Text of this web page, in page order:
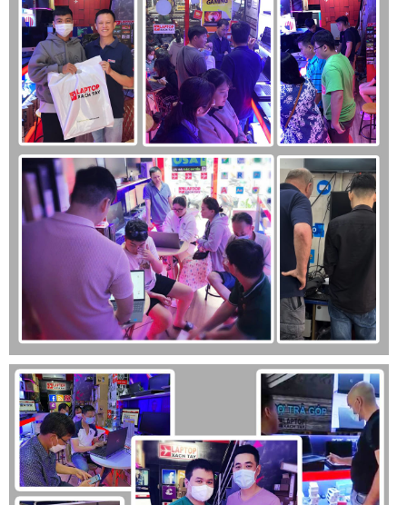
này, cho phép người dùng có thể sạc đầy pin trong thời gian
ngắn, đảm bảo máy luôn sẵn sàng cho các công việc quan
trọng.
Kết luận
Laptop Dell Latitude 5340 2 in 1 i7 1365U RAM 16GB M2.SSD
512GB FHD Cảm ứng lật xoay 360 độ là một sự lựa chọn
hoàn hảo cho những ai đang tìm kiếm một chiếc laptop linh
hoạt, mạnh mẽ và bền bỉ. Với thiết kế sang trọng, màn hình
cảm ứng chất lượng cao, hiệu năng vượt trội và thời lượng
pin ấn tượng, sản phẩm này đáp ứng tốt mọi nhu cầu sử
dụng từ công việc đến giải trí.
Dù bạn là một nhân viên văn phòng, một nhà thiết kế đồ họa
hay một sinh viên, Dell Latitude 5340 2 in 1 đều có thể trở
thành người bạn đồng hành đáng tin cậy, giúp bạn hoàn
thành mọi nhiệm vụ một cách hiệu quả và tiện lợi. Hãy trải
nghiệm và khám phá những điều tuyệt vời mà Dell Latitude
5340 2 in 1 mang lại, chắc chắn bạn sẽ không phải thất
vọng.